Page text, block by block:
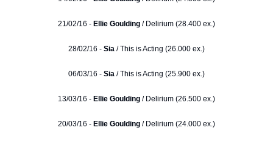
21/02/16 - Ellie Goulding / Delirium (28.400 ex.)
28/02/16 - Sia / This is Acting (26.000 ex.)
06/03/16 - Sia / This is Acting (25.900 ex.)
13/03/16 - Ellie Goulding / Delirium (26.500 ex.)
20/03/16 - Ellie Goulding / Delirium (24.000 ex.)